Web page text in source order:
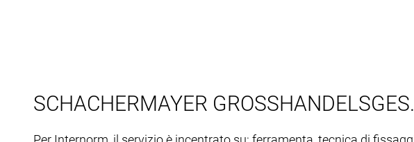
SCHACHERMAYER